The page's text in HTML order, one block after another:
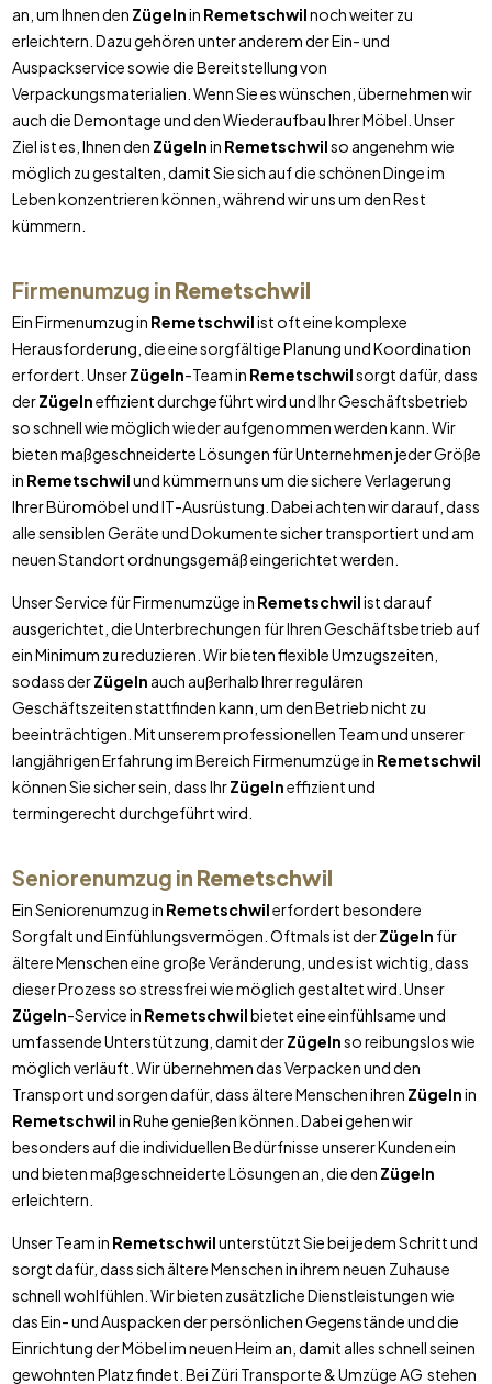
an, um Ihnen den Zügelnin Remetschwilnoch weiter zu
erleichtern. Dazu gehören unter anderem der Ein- und
Auspackservice sowie die Bereitstellung von
Verpackungsmaterialien. Wenn Sie es wünschen, übernehmen wir
auch die Demontage und den Wiederaufbau Ihrer Möbel. Unser
Ziel ist es, Ihnen den Zügelnin Remetschwilso angenehm wie
möglich zu gestalten, damit Sie sich auf die schönen Dinge im
Leben konzentrieren können, während wir uns um den Rest
kümmern.
Firmenumzug in Remetschwil
Ein Firmenumzug in Remetschwilist oft eine komplexe
Herausforderung, die eine sorgfältige Planung und Koordination
erfordert. UnserZügeln-Team in Remetschwilsorgt dafür, dass
derZügelneffizient durchgeführt wird und Ihr Geschäftsbetrieb
so schnell wie möglich wieder aufgenommen werden kann. Wir
bieten maßgeschneiderte Lösungen für Unternehmen jeder Größe
in Remetschwilund kümmern uns um die sichere Verlagerung
Ihrer Büromöbel und IT-Ausrüstung. Dabei achten wir darauf, dass
alle sensiblen Geräte und Dokumente sicher transportiert und am
neuen Standort ordnungsgemäß eingerichtet werden.
Unser Service für Firmenumzüge in Remetschwilist darauf
ausgerichtet, die Unterbrechungen für Ihren Geschäftsbetrieb auf
ein Minimum zu reduzieren. Wir bieten flexible Umzugszeiten,
sodass derZügeln auch außerhalb Ihrer regulären
Geschäftszeiten stattfinden kann, um den Betrieb nicht zu
beeinträchtigen. Mit unserem professionellen Team und unserer
langjährigen Erfahrung im Bereich Firmenumzüge in Remetschwil
können Sie sicher sein, dass IhrZügelneffizient und
termingerecht durchgeführt wird.
Seniorenumzug in Remetschwil
Ein Seniorenumzug in Remetschwilerfordert besondere
Sorgfalt und Einfühlungsvermögen. Oftmals ist derZügeln für
ältere Menschen eine große Veränderung, und es ist wichtig, dass
dieser Prozess so stressfrei wie möglich gestaltet wird. Unser
Zügeln-Service in Remetschwilbietet eine einfühlsame und
umfassende Unterstützung, damit derZügelnso reibungslos wie
möglich verläuft. Wir übernehmen das Verpacken und den
Transport und sorgen dafür, dass ältere Menschen ihren Zügelnin
Remetschwilin Ruhe genießen können. Dabei gehen wir
besonders auf die individuellen Bedürfnisse unserer Kunden ein
und bieten maßgeschneiderte Lösungen an, die den Zügeln
erleichtern.
Unser Team in Remetschwilunterstützt Sie bei jedem Schritt und
sorgt dafür, dass sich ältere Menschen in ihrem neuen Zuhause
schnell wohlfühlen. Wir bieten zusätzliche Dienstleistungen wie
das Ein- und Auspacken der persönlichen Gegenstände und die
Einrichtung der Möbel im neuen Heim an, damit alles schnell seinen
gewohnten Platz findet. Bei Züri Transporte & Umzüge AG stehen